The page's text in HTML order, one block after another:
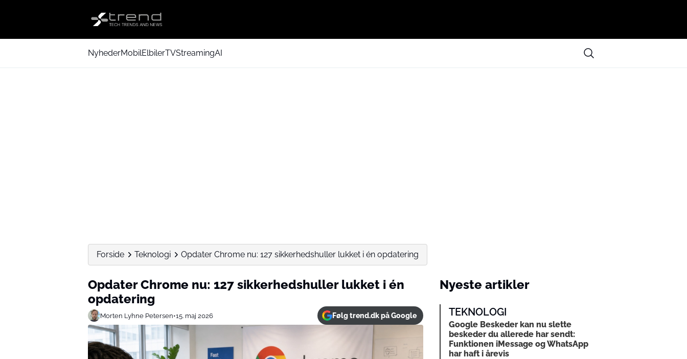
NyhederMobilElbilerTVStreamingAI
Forside Teknologi Opdater Chrome nu: 127 sikkerhedshuller lukket i én opdatering
Opdater Chrome nu: 127 sikkerhedshuller lukket i én
opdatering
Morten Lyhne Petersen•15. maj 2026 Følg trend.dk på Google
Nyeste artikler
TEKNOLOGI
Google Beskeder kan nu slette
beskeder du allerede har sendt:
Funktionen iMessage og WhatsApp
har haft i årevis